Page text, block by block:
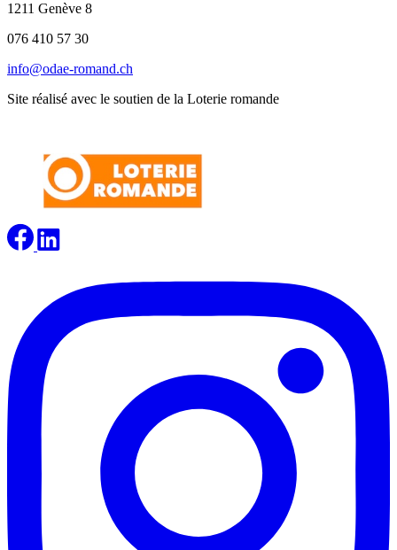
1211 Genève 8
076 410 57 30
info@odae-romand.ch
Site réalisé avec le soutien de la Loterie romande